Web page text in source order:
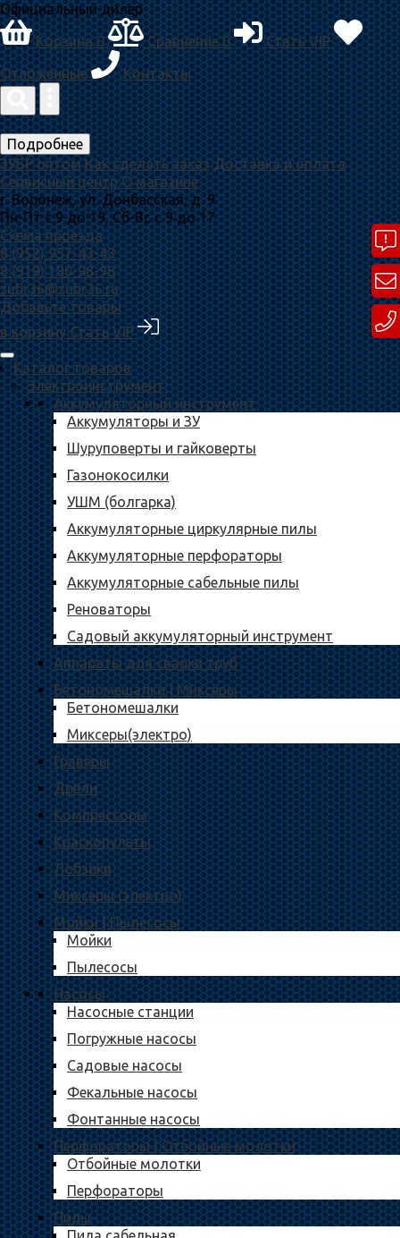
Официальный дилер
Корзина 0 Сравнение 0
Стать VIP
Отложенные
Контакты
Подробнее
ЗУБР оптом Как сделать заказ Доставка и оплата
Сервисный центр О магазине
г. Воронеж, ул. Донбасская, д. 9
Пн-Пт с 9 до 19, Сб-Вс с 9 до 17
Схема проезда
8 (952) 957-43-43
8 (919) 180-98-98
zubr36@zubr36.ru
Добавьте товары
в корзину Стать VIP
Каталог товаров
Электроинструмент
Аккумуляторный инструмент
Аккумуляторы и ЗУ
Шуруповерты и гайковерты
Газонокосилки
УШМ (болгарка)
Аккумуляторные циркулярные пилы
Аккумуляторные перфораторы
Аккумуляторные сабельные пилы
Реноваторы
Садовый аккумуляторный инструмент
Аппараты для сварки труб
Бетономешалки | Миксеры
Бетономешалки
Миксеры(электро)
Граверы
Дрели
Компрессоры
Краскопульты
Лобзики
Миксеры (электро)
Мойки | Пылесосы
Мойки
Пылесосы
Насосы
Насосные станции
Погружные насосы
Садовые насосы
Фекальные насосы
Фонтанные насосы
Перфораторы | Отбойные молотки
Отбойные молотки
Перфораторы
Пилы